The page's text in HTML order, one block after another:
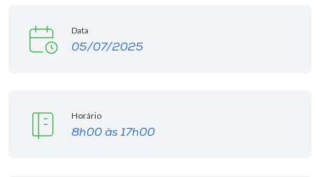
Data
05/07/2025
Horário
8h00 às 17h00